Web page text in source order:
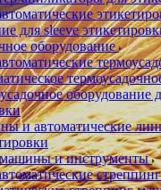
для sleeve
оборудование
оборудование
и автоматические
и инструменты